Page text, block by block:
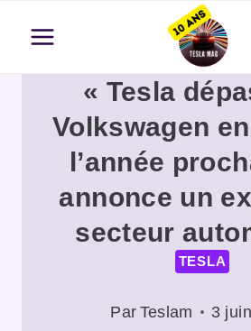
contenu « Tesla
Volkswagen
l’année
annonce un
secteur
TESLA
Par Teslam 3